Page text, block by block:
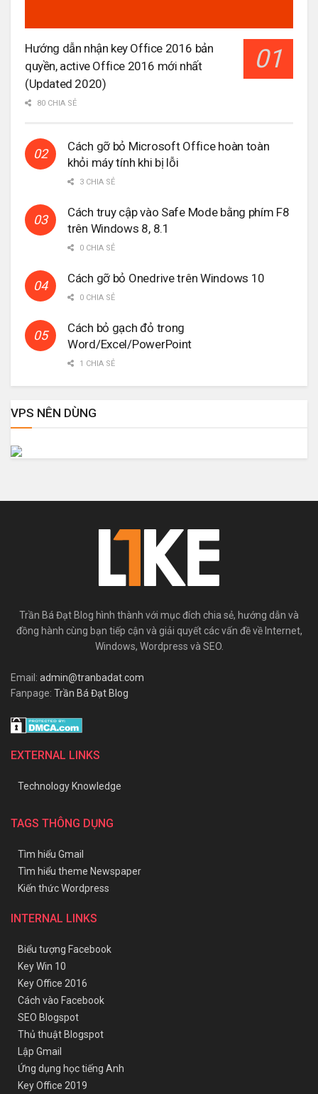
Hướng dẫn nhận key Office 2016 bản
quyền, active Office 2016 mới nhất
(Updated 2020)
80 CHIA SẺ
Cách gỡ bỏ Microsoft Office hoàn toàn
khỏi máy tính khi bị lỗi
3 CHIA SẺ
Cách truy cập vào Safe Mode bằng phím F8
trên Windows 8, 8.1
0 CHIA SẺ
Cách gỡ bỏ Onedrive trên Windows 10
0 CHIA SẺ
Cách bỏ gạch đỏ trong
Word/Excel/PowerPoint
1 CHIA SẺ
VPS NÊN DÙNG
Trần Bá Đạt Blog hình thành với mục đích chia sẻ, hướng dẫn và
đồng hành cùng bạn tiếp cận và giải quyết các vấn đề về Internet,
Windows, Wordpress và SEO.
Email: admin@tranbadat.com
Fanpage: Trần Bá Đạt Blog
EXTERNAL LINKS
Technology Knowledge
TAGS THÔNG DỤNG
Tìm hiểu Gmail
Tìm hiểu theme Newspaper
Kiến thức Wordpress
INTERNAL LINKS
Biểu tượng Facebook
Key Win 10
Key Office 2016
Cách vào Facebook
SEO Blogspot
Thủ thuật Blogspot
Lập Gmail
Ứng dụng học tiếng Anh
Key Office 2019